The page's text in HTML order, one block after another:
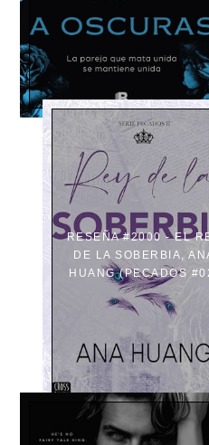
RESEÑA #2000 - EL
DE LA SOBERBIA,
HUANG (PECADOS